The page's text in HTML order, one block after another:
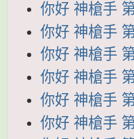
你好 神槍手
你好 神槍手
你好 神槍手
你好 神槍手
你好 神槍手
你好 神槍手